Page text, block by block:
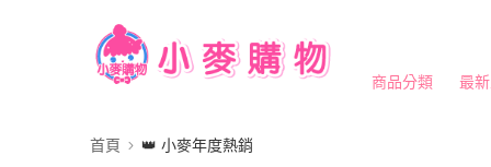
商品分類 最
首頁 👑 小麥年度熱銷